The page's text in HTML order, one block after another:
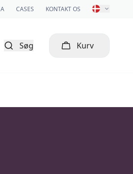
CASES KONTAKT OS
Søg Kurv